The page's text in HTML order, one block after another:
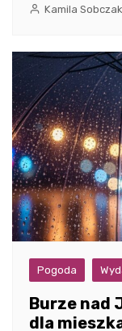
Kamila Sobczak
Pogoda
Burze nad
dla